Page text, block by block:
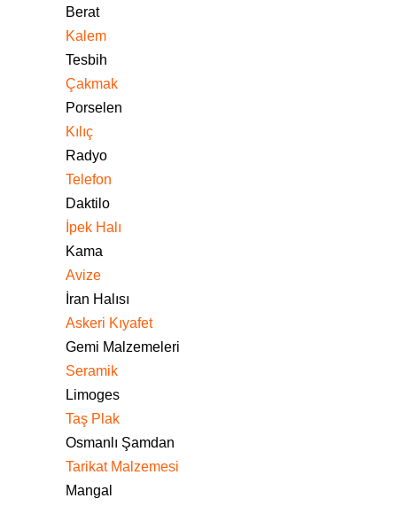
Berat
Kalem
Tesbih
Çakmak
Porselen
Kılıç
Radyo
Telefon
Daktilo
İpek Halı
Kama
Avize
İran Halısı
Askeri Kıyafet
Gemi Malzemeleri
Seramik
Limoges
Taş Plak
Osmanlı Şamdan
Tarikat Malzemesi
Mangal